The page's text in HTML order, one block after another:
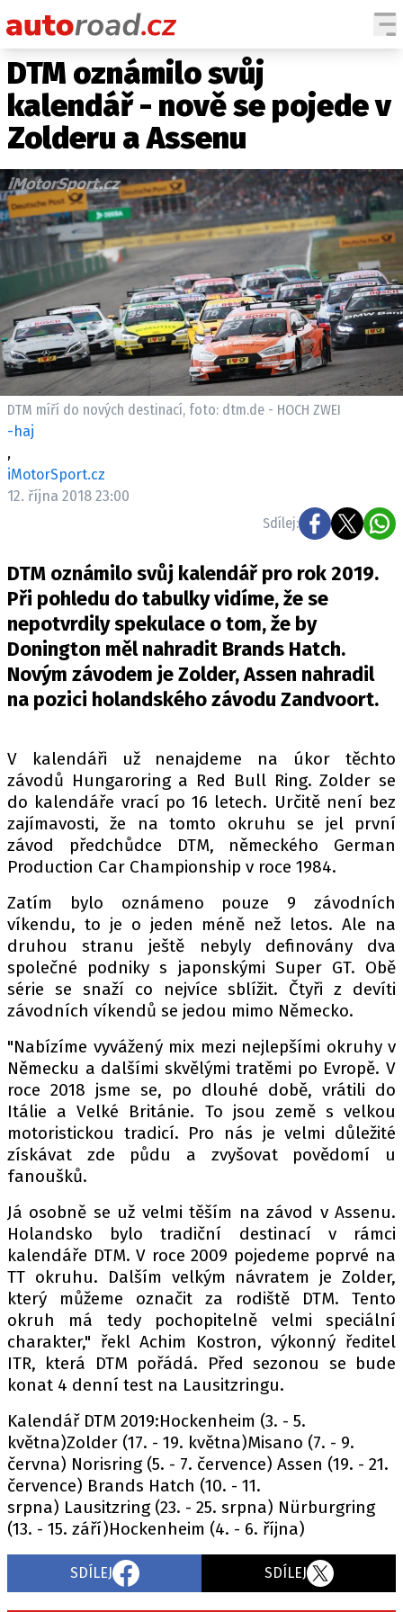
AUTA
TESTY AUT
NOVINKY
SPY
HISTORIE
ZAJÍMAVOSTI
TECHNIKA
EKONOMIKA
ČESKÝ TRH
TUNING
PROFI
ELEKTRO
OSTATNÍ
TISKOVKY
ROZHOVORY
DAKAR
Z DOMOVA
MOTORSPORT
PIT LANE
ČEŠI V AKCI
FIA CEZ & POHÁRY
SLEDUJTE NÁS NA|
Máte příběh, fotku nebo video?
ETICKÝ KODEX
KONTAKT
VYDAVATEL
Provozovatelem serveru autoroad.cz je
INCORP MEDIA GROUP s.r.o., IČ: 118 23 054
DTM oznámilo svůj
kalendář - nově se pojede v
Zolderu a Assenu
DTM míří do nových destinací, foto: dtm.de - HOCH ZWEI
-haj
,
iMotorSport.cz
12. října 2018 23:00
Sdílej:
DTM oznámilo svůj kalendář pro rok 2019.
Při pohledu do tabulky vidíme, že se
nepotvrdily spekulace o tom, že by
Donington měl nahradit Brands Hatch.
Novým závodem je Zolder, Assen nahradil
na pozici holandského závodu Zandvoort.
V kalendáři už nenajdeme na úkor těchto
závodů Hungaroring a Red Bull Ring. Zolder se
do kalendáře vrací po 16 letech. Určitě není bez
zajímavosti, že na tomto okruhu se jel první
závod předchůdce DTM, německého German
Production Car Championship v roce 1984.
Zatím bylo oznámeno pouze 9 závodních
víkendu, to je o jeden méně než letos. Ale na
druhou stranu ještě nebyly definovány dva
společné podniky s japonskými Super GT. Obě
série se snaží co nejvíce sblížit. Čtyři z devíti
závodních víkendů se jedou mimo Německo.
"Nabízíme vyvážený mix mezi nejlepšími okruhy v
Německu a dalšími skvělými tratěmi po Evropě. V
roce 2018 jsme se, po dlouhé době, vrátili do
Itálie a Velké Británie. To jsou země s velkou
motoristickou tradicí. Pro nás je velmi důležité
získávat zde půdu a zvyšovat povědomí u
fanoušků.
Já osobně se už velmi těším na závod v Assenu.
Holandsko bylo tradiční destinací v rámci
kalendáře DTM. V roce 2009 pojedeme poprvé na
TT okruhu. Dalším velkým návratem je Zolder,
který můžeme označit za rodiště DTM. Tento
okruh má tedy pochopitelně velmi speciální
charakter," řekl Achim Kostron, výkonný ředitel
ITR, která DTM pořádá. Před sezonou se bude
konat 4 denní test na Lausitzringu.
Kalendář DTM 2019:Hockenheim (3. - 5.
května)Zolder (17. - 19. května)Misano (7. - 9.
června) Norisring (5. - 7. července) Assen (19. - 21.
července) Brands Hatch (10. - 11.
srpna) Lausitzring (23. - 25. srpna) Nürburgring
(13. - 15. září)Hockenheim (4. - 6. října)
SDÍLEJ SDÍLEJ